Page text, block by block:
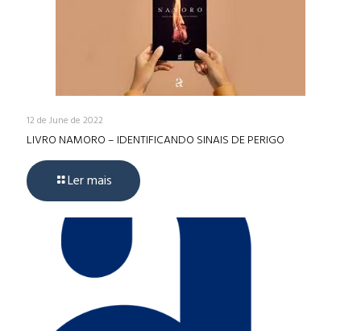
12 de June de 2022
LIVRO NAMORO – IDENTIFICANDO SINAIS DE PERIGO
Ler mais